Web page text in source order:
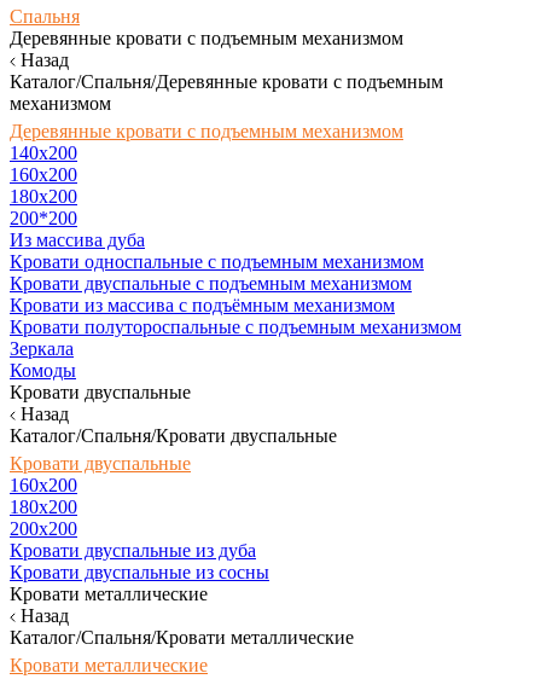
Спальня
Деревянные кровати с подъемным механизмом
Назад
Каталог/Спальня/Деревянные кровати с подъемным
механизмом
Деревянные кровати с подъемным механизмом
140x200
160х200
180х200
200*200
Из массива дуба
Кровати односпальные с подъемным механизмом
Кровати двуспальные с подъемным механизмом
Кровати из массива с подъёмным механизмом
Кровати полутороспальные с подъемным механизмом
Зеркала
Комоды
Кровати двуспальные
Назад
Каталог/Спальня/Кровати двуспальные
Кровати двуспальные
160х200
180x200
200x200
Кровати двуспальные из дуба
Кровати двуспальные из сосны
Кровати металлические
Назад
Каталог/Спальня/Кровати металлические
Кровати металлические